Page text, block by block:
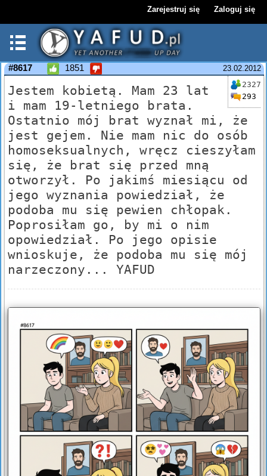
Zarejestruj się Zaloguj się
23.02.2012
#8617 1851
2327
293
Jestem kobietą. Mam 23 lat
i mam 19-letniego brata.
Ostatnio mój brat wyznał mi, że
jest gejem. Nie mam nic do osób
homoseksualnych, wręcz cieszyłam
się, że brat się przed mną
otworzył. Po jakimś miesiącu od
jego wyznania powiedział, że
podoba mu się pewien chłopak.
Poprosiłam go, by mi o nim
opowiedział. Po jego opisie
wnioskuje, że podoba mu się mój
narzeczony... YAFUD